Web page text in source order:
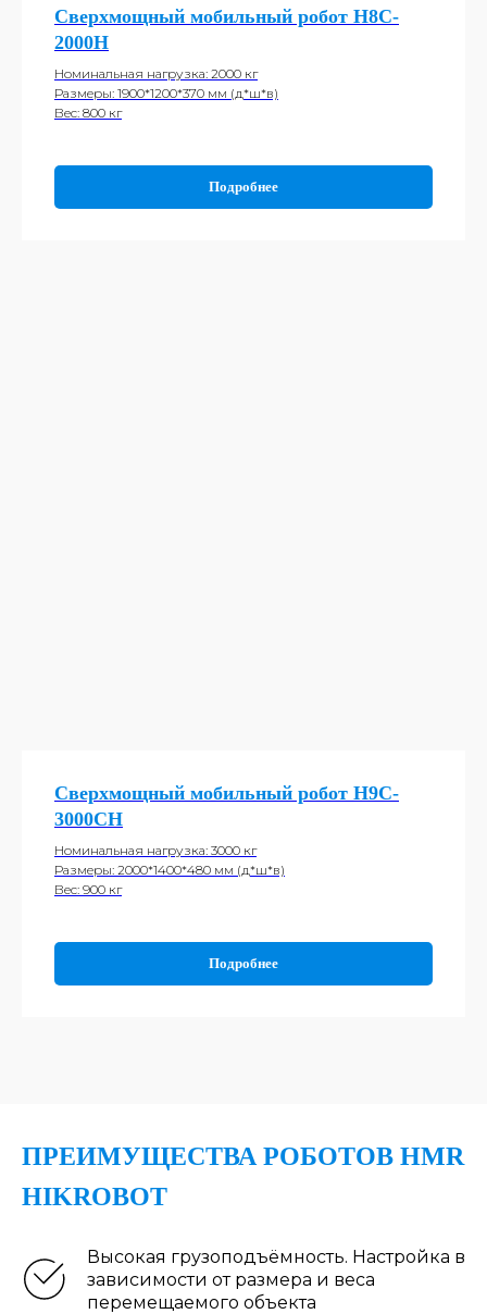
Сверхмощный мобильный робот H8C-
2000H
Номинальная нагрузка: 2000 кг
Размеры: 1900*1200*370 мм (д*ш*в)
Вес: 800 кг
Подробнее
Сверхмощный мобильный робот H9C-
3000CH
Номинальная нагрузка: 3000 кг
Размеры: 2000*1400*480 мм (д*ш*в)
Вес: 900 кг
Подробнее
ПРЕИМУЩЕСТВА РОБОТОВ HMR
HIKROBOT
Высокая грузоподъёмность. Настройка в
зависимости от размера и веса
перемещаемого объекта